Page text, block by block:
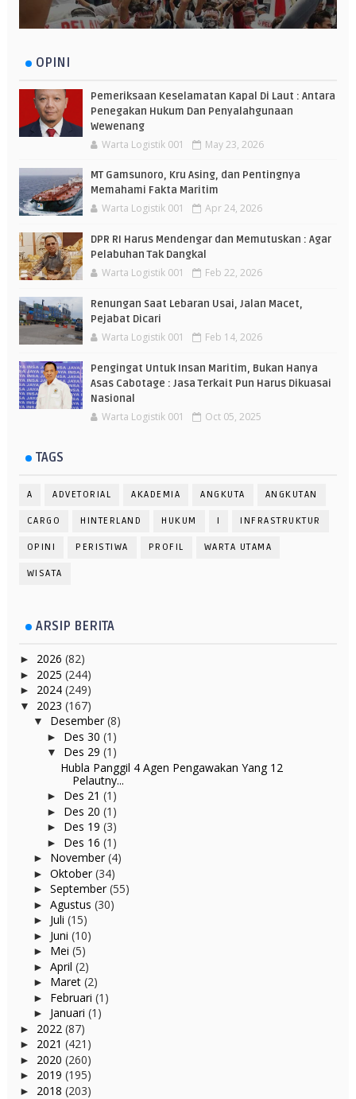
OPINI
Pemeriksaan Keselamatan Kapal Di Laut : Antara
Penegakan Hukum Dan Penyalahgunaan
Wewenang
Warta Logistik 001 May 23, 2026
MT Gamsunoro, Kru Asing, dan Pentingnya
Memahami Fakta Maritim
Warta Logistik 001 Apr 24, 2026
DPR RI Harus Mendengar dan Memutuskan : Agar
Pelabuhan Tak Dangkal
Warta Logistik 001 Feb 22, 2026
Renungan Saat Lebaran Usai, Jalan Macet,
Pejabat Dicari
Warta Logistik 001 Feb 14, 2026
Pengingat Untuk Insan Maritim, Bukan Hanya
Asas Cabotage : Jasa Terkait Pun Harus Dikuasai
Nasional
Warta Logistik 001 Oct 05, 2025
TAGS
A ADVETORIAL AKADEMIA ANGKUTA ANGKUTAN
CARGO HINTERLAND HUKUM I INFRASTRUKTUR
OPINI PERISTIWA PROFIL WARTA UTAMA
WISATA
ARSIP BERITA
► 2026 (82)
► 2025 (244)
► 2024 (249)
▼ 2023 (167)
▼ Desember(8)
► Des 30 (1)
▼ Des 29 (1)
Hubla Panggil 4 Agen Pengawakan Yang 12
Pelautny...
► Des 21 (1)
► Des 20 (1)
► Des 19 (3)
► Des 16 (1)
► November(4)
► Oktober(34)
► September(55)
► Agustus (30)
► Juli (15)
► Juni (10)
► Mei (5)
► April (2)
► Maret (2)
► Februari (1)
► Januari (1)
► 2022 (87)
► 2021 (421)
► 2020 (260)
► 2019 (195)
► 2018 (203)